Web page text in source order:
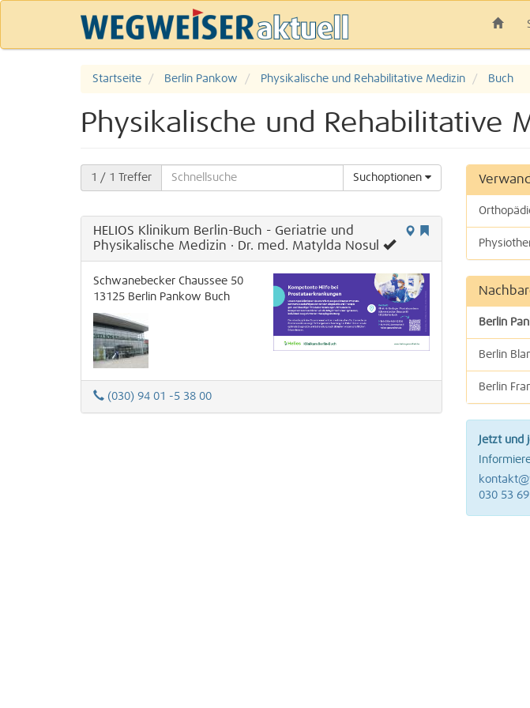
Startseite Berlin Pankow Physikalische und Rehabilitative Medizin Buch
Physikalische und Rehabilitative
1 / 1 Treffer Suchoptionen
HELIOS Klinikum Berlin-Buch - Geriatrie und
Physikalische Medizin · Dr. med. Matylda Nosul
Schwanebecker Chaussee 50
13125 Berlin Pankow Buch
(030) 94 01 -5 38 00
Berlin
Berlin
Berlin
Berlin
Jetzt und
030 53